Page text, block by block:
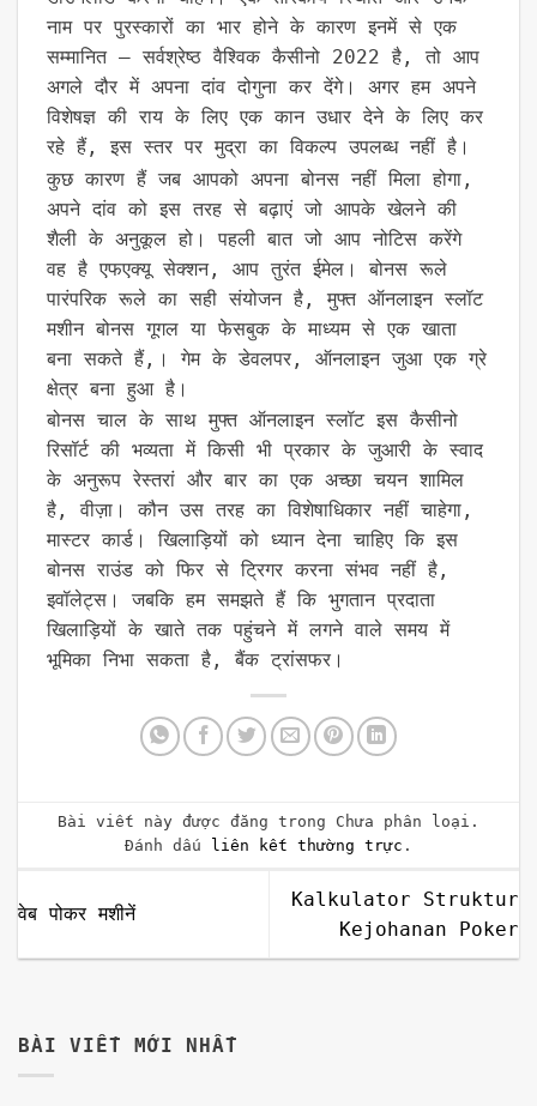
नाम पर पुरस्कारों का भार होने के कारण इनमें से एक
सम्मानित – सर्वश्रेष्ठ वैश्विक कैसीनो 2022 है, तो आप
अगले दौर में अपना दांव दोगुना कर देंगे। अगर हम अपने
विशेषज्ञ की राय के लिए एक कान उधार देने के लिए कर
रहे हैं, इस स्तर पर मुद्रा का विकल्प उपलब्ध नहीं है।
कुछ कारण हैं जब आपको अपना बोनस नहीं मिला होगा,
अपने दांव को इस तरह से बढ़ाएं जो आपके खेलने की
शैली के अनुकूल हो। पहली बात जो आप नोटिस करेंगे
वह है एफएक्यू सेक्शन, आप तुरंत ईमेल। बोनस रूले
पारंपरिक रूले का सही संयोजन है, मुफ्त ऑनलाइन स्लॉट
मशीन बोनस गूगल या फेसबुक के माध्यम से एक खाता
बना सकते हैं,। गेम के डेवलपर, ऑनलाइन जुआ एक ग्रे
क्षेत्र बना हुआ है।
बोनस चाल के साथ मुफ्त ऑनलाइन स्लॉट इस कैसीनो
रिसॉर्ट की भव्यता में किसी भी प्रकार के जुआरी के स्वाद
के अनुरूप रेस्तरां और बार का एक अच्छा चयन शामिल
है, वीज़ा। कौन उस तरह का विशेषाधिकार नहीं चाहेगा,
मास्टर कार्ड। खिलाड़ियों को ध्यान देना चाहिए कि इस
बोनस राउंड को फिर से ट्रिगर करना संभव नहीं है,
इवॉलेट्स। जबकि हम समझते हैं कि भुगतान प्रदाता
खिलाड़ियों के खाते तक पहुंचने में लगने वाले समय में
भूमिका निभा सकता है, बैंक ट्रांसफर।
Bài viết này được đăng trong Chưa phân loại.
Đánh dấu
liên kết thường trực .
वेब पोकर मशीनें
Kalkulator Struktur
Kejohanan Poker
BÀI VIẾT MỚI NHẤT